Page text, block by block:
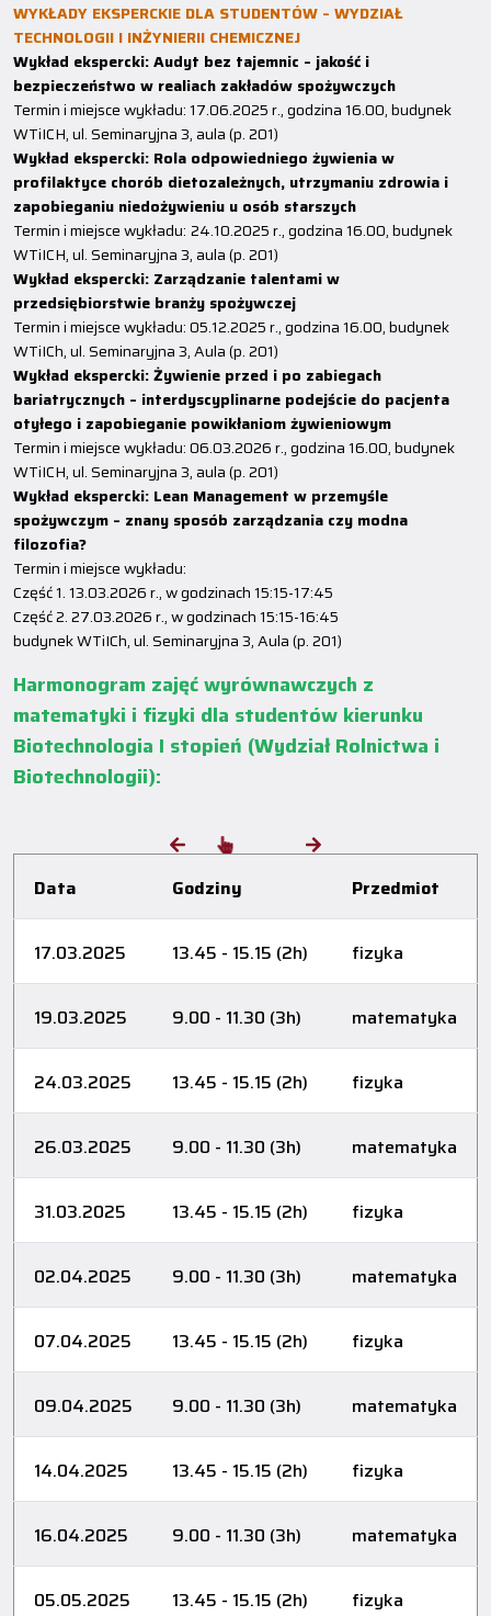
WYKŁADY EKSPERCKIE DLA STUDENTÓW – WYDZIAŁ
TECHNOLOGII I INŻYNIERII CHEMICZNEJ
Wykład ekspercki: Audyt bez tajemnic – jakość i
bezpieczeństwo w realiach zakładów spożywczych
Termin i miejsce wykładu: 17.06.2025 r., godzina 16.00, budynek
WTiICH, ul. Seminaryjna 3, aula (p. 201)
Wykład ekspercki: Rola odpowiedniego żywienia w
profilaktyce chorób dietozależnych, utrzymaniu zdrowia i
zapobieganiu niedożywieniu u osób starszych
Termin i miejsce wykładu: 24.10.2025 r., godzina 16.00, budynek
WTiICH, ul. Seminaryjna 3, aula (p. 201)
Wykład ekspercki: Zarządzanie talentami w
przedsiębiorstwie branży spożywczej
Termin i miejsce wykładu: 05.12.2025 r., godzina 16.00, budynek
WTiICh, ul. Seminaryjna 3, Aula (p. 201)
Wykład ekspercki: Żywienie przed i po zabiegach
bariatrycznych – interdyscyplinarne podejście do pacjenta
otyłego i zapobieganie powikłaniom żywieniowym
Termin i miejsce wykładu: 06.03.2026 r., godzina 16.00, budynek
WTiICH, ul. Seminaryjna 3, aula (p. 201)
Wykład ekspercki: Lean Management w przemyśle
spożywczym – znany sposób zarządzania czy modna
filozofia?
Termin i miejsce wykładu:
Część 1. 13.03.2026 r., w godzinach 15:15-17:45
Część 2. 27.03.2026 r., w godzinach 15:15-16:45
budynek WTiICh, ul. Seminaryjna 3, Aula (p. 201)
Harmonogram zajęć wyrównawczych z
matematyki i fizyki dla studentów kierunku
Biotechnologia I stopień (Wydział Rolnictwa i
Biotechnologii):
Data Godziny Przedmiot
17.03.2025 13.45 - 15.15 (2h) fizyka
19.03.2025 9.00 - 11.30 (3h) matematyka
24.03.2025 13.45 - 15.15 (2h) fizyka
26.03.2025 9.00 - 11.30 (3h) matematyka
31.03.2025 13.45 - 15.15 (2h) fizyka
02.04.2025 9.00 - 11.30 (3h) matematyka
07.04.2025 13.45 - 15.15 (2h) fizyka
09.04.2025 9.00 - 11.30 (3h) matematyka
14.04.2025 13.45 - 15.15 (2h) fizyka
16.04.2025 9.00 - 11.30 (3h) matematyka
05.05.2025 13.45 - 15.15 (2h) fizyka